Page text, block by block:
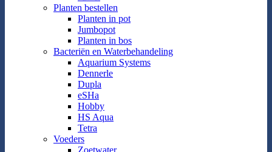
Planten bestellen
Planten in pot
Jumbopot
Planten in bos
Bacteriën en Waterbehandeling
Aquarium Systems
Dennerle
Dupla
eSHa
Hobby
HS Aqua
Tetra
Voeders
Zoetwater